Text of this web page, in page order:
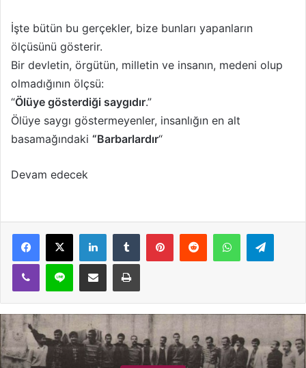
İşte bütün bu gerçekler, bize bunları yapanların
ölçüsünü gösterir.
Bir devletin, örgütün, milletin ve insanın, medeni olup
olmadığının ölçsü:
“Ölüye gösterdiği saygıdır.”
Ölüye saygı göstermeyenler, insanlığın en alt
basamağındaki “Barbarlardır“
Devam edecek
WhatsApp